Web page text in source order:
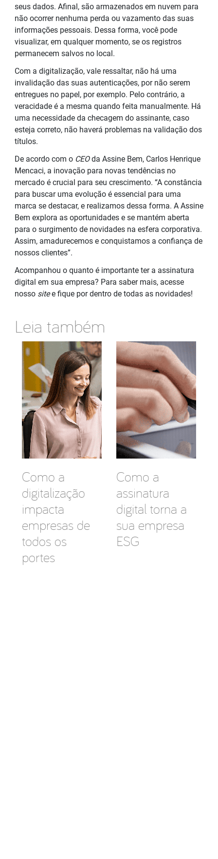
seus dados. Afinal, são armazenados em nuvem para
não ocorrer nenhuma perda ou vazamento das suas
informações pessoais. Dessa forma, você pode
visualizar, em qualquer momento, se os registros
permanecem salvos no local.
Com a digitalização, vale ressaltar, não há uma
invalidação das suas autenticações, por não serem
entregues no papel, por exemplo. Pelo contrário, a
veracidade é a mesma quando feita manualmente. Há
uma necessidade da checagem do assinante, caso
esteja correto, não haverá problemas na validação dos
títulos.
De acordo com o CEOda Assine Bem, Carlos Henrique
Mencaci, a inovação para novas tendências no
mercado é crucial para seu crescimento. “A constância
para buscar uma evolução é essencial para uma
marca se destacar, e realizamos dessa forma. A Assine
Bem explora as oportunidades e se mantém aberta
para o surgimento de novidades na esfera corporativa.
Assim, amadurecemos e conquistamos a confiança de
nossos clientes”.
Acompanhou o quanto é importante ter a assinatura
digital em sua empresa? Para saber mais, acesse
nosso sitee fique por dentro de todas as novidades!
Leia também
Como a
digitalização
impacta
empresas de
todos os
portes
Como a
assinatura
digital torna a
sua empresa
ESG